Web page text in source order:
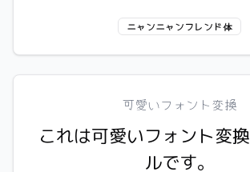
ニャンニャンフレンド体
可愛いフォント変換
これは可愛いフォント変
ルです。